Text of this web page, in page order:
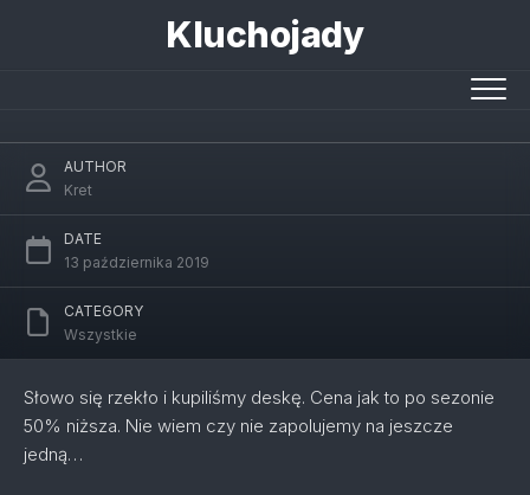
Kluchojady
AUTHOR
Kret
DATE
13 października 2019
CATEGORY
Wszystkie
Słowo się rzekło i kupiliśmy deskę. Cena jak to po sezonie
50% niższa. Nie wiem czy nie zapolujemy na jeszcze
jedną…